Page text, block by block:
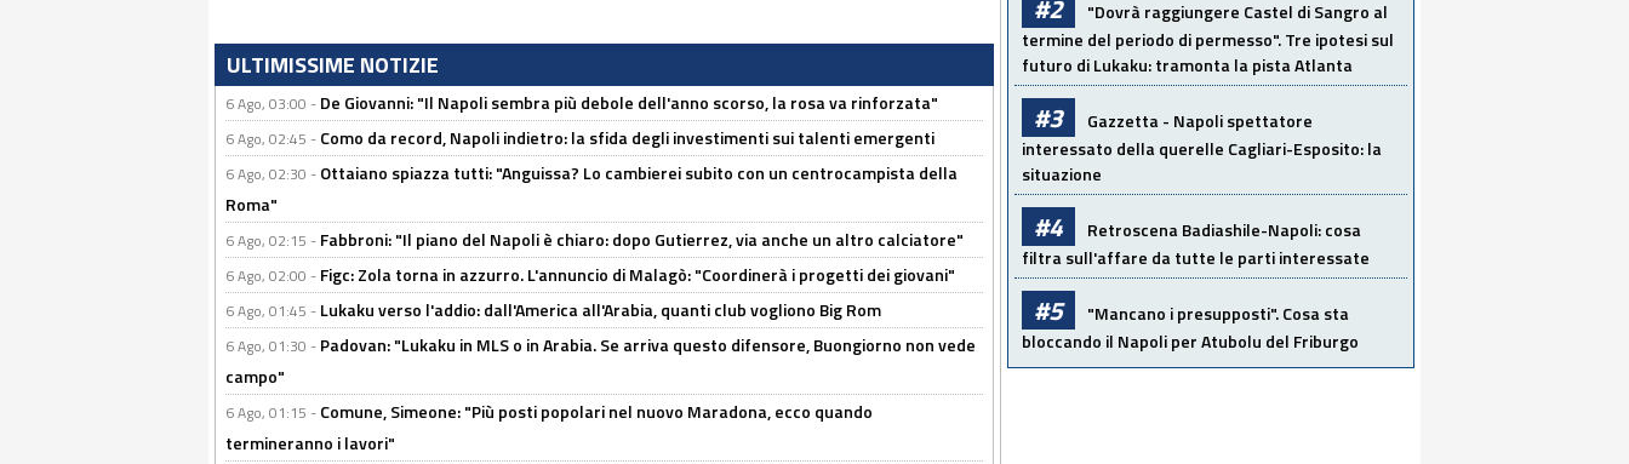
ULTIMISSIME NOTIZIE
6 Ago, 03:00 - De Giovanni: "Il Napoli sembra più debole dell'anno scorso, la rosa va rinforzata"
6 Ago, 02:45 - Como da record, Napoli indietro: la sfida degli investimenti sui talenti emergenti
6 Ago, 02:30 - Ottaiano spiazza tutti: "Anguissa? Lo cambierei subito con un centrocampista della
Roma"
6 Ago, 02:15 - Fabbroni: "Il piano del Napoli è chiaro: dopo Gutierrez, via anche un altro calciatore"
6 Ago, 02:00 - Figc: Zola torna in azzurro. L'annuncio di Malagò: "Coordinerà i progetti dei giovani"
6 Ago, 01:45 - Lukaku verso l'addio: dall'America all'Arabia, quanti club vogliono Big Rom
6 Ago, 01:30 - Padovan: "Lukaku in MLS o in Arabia. Se arriva questo difensore, Buongiorno non vede
campo"
6 Ago, 01:15 - Comune, Simeone: "Più posti popolari nel nuovo Maradona, ecco quando
termineranno i lavori"
#2
"Dovrà raggiungere Castel di Sangro al
termine del periodo di permesso". Tre ipotesi sul
futuro di Lukaku: tramonta la pista Atlanta
#3
Gazzetta - Napoli spettatore
interessato della querelle Cagliari-Esposito: la
situazione
#4
Retroscena Badiashile-Napoli: cosa
filtra sull'affare da tutte le parti interessate
#5
"Mancano i presupposti". Cosa sta
bloccando il Napoli per Atubolu del Friburgo